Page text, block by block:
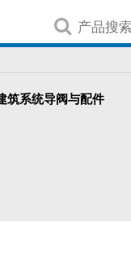
品
搜
筑系统导阀与配件